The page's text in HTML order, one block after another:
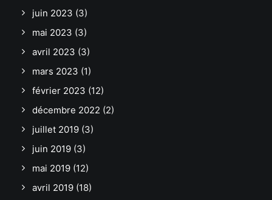
juin 2023 (3)
mai 2023 (3)
avril 2023 (3)
mars 2023 (1)
février 2023 (12)
décembre 2022 (2)
juillet 2019 (3)
juin 2019 (3)
mai 2019 (12)
avril 2019 (18)